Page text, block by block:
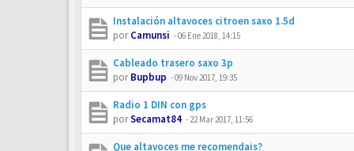
Instalación altavoces citroen saxo 1.5d
porCamunsi -06 Ene 2018, 14:15
Cableado trasero saxo 3p
porBupbup -09 Nov 2017, 19:35
Radio 1 DIN con gps
porSecamat84 -22 Mar 2017, 11:56
Que altavoces me recomendais?